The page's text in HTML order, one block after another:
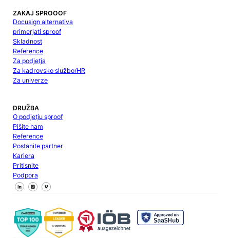
ZAKAJ SPROOOF
Docusign alternativa
primerjati sproof
Skladnost
Reference
Za podjetja
Za kadrovsko službo/HR
Za univerze
DRUŽBA
O podjetju sproof
Pišite nam
Reference
Postanite partner
Kariera
Pritisnite
Podpora
Sledite nam na Facebooku
Sledite nam na X
Sledite nam na LinkedInu